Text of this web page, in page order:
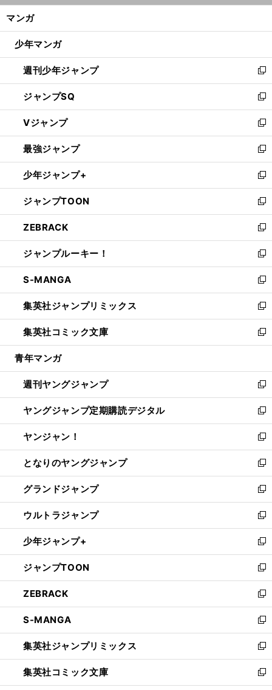
ン
ウ
開
く
マンガ
少年マンガ
週刊少年ジャンプ
新
し
い
ウ
ィ
ン
ド
ウ
で
開
く
ジャンプSQ
新
し
い
ウ
ィ
ン
ド
ウ
で
開
く
Vジャンプ
新
し
い
ウ
ィ
ン
ド
ウ
で
開
く
最強ジャンプ
新
し
い
ウ
ィ
ン
ド
ウ
で
開
く
少年ジャンプ+
新
し
い
ウ
ィ
ン
ド
ウ
で
開
く
ジャンプTOON
新
し
い
ウ
ィ
ン
ド
ウ
で
開
く
ZEBRACK
新
し
い
ウ
ィ
ン
ド
ウ
で
開
ジャンプルーキー！
新
し
い
ウ
ィ
ン
ド
ウ
開
く
S-MANGA
新
し
い
ウ
ィ
ン
ウ
で
開
く
集英社ジャンプリミックス
新
し
い
ウ
ン
ド
ウ
で
開
く
集英社コミック文庫
新
し
ウ
ィ
ン
ド
ウ
で
開
く
青年マンガ
週刊ヤングジャンプ
新
し
い
ウ
ィ
ン
ド
ウ
で
開
く
ヤングジャンプ定期購読デジタル
新
し
い
ウ
ィ
ン
ド
ウ
で
開
く
ヤンジャン！
新
し
い
ウ
ィ
ン
ド
ウ
で
開
く
となりのヤングジャンプ
新
し
い
ウ
ィ
ン
ド
ウ
で
開
く
グランドジャンプ
新
し
い
ウ
ィ
ン
ド
ウ
で
開
く
ウルトラジャンプ
新
し
い
ウ
ィ
ン
ド
ウ
で
開
く
少年ジャンプ+
新
し
い
ウ
ィ
ン
ド
ウ
で
開
く
ジャンプTOON
新
し
い
ウ
ィ
ン
ド
ウ
で
開
ZEBRACK
新
し
い
ウ
ィ
ン
ド
ウ
S-MANGA
新
し
い
ウ
ィ
ン
集英社ジャンプリミックス
新
し
い
ウ
集英社コミック文庫
新
し